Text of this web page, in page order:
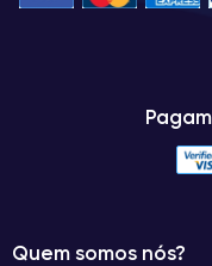
Quem somos nós?